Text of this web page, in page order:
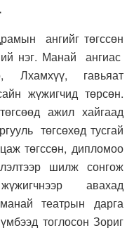
ангийг төгссөн
нэг. Манай ангиас
Лхамхүү, гавьяат
жүжигчид төрсөн.
ажил хайгаад
төгсөхөд тусгай
төгссөн, дипломоо
шилж сонгож
авахад
театрын дарга
тоглосон Зориг